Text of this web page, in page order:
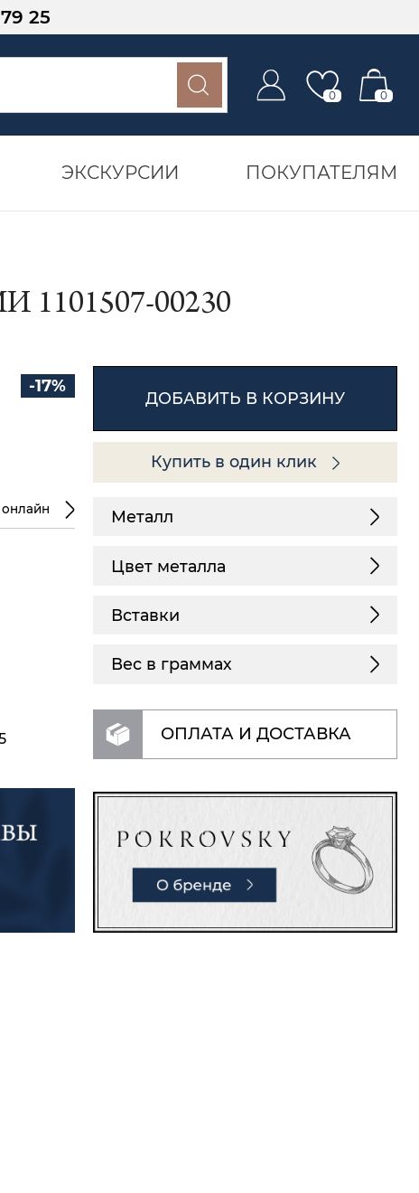
25
0 0
ЭКСКУРСИИ ПОКУПАТЕЛЯМ
00230
-17%
ДОБАВИТЬ В КОРЗИНУ
Купить в один клик
Металл
Цвет металла
Вставки
Вес в граммах
ОПЛАТА И ДОСТАВКА